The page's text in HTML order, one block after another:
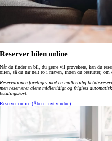
Reserver bilen online
Når du finder en bil, du gerne vil prøvekøre, kan du
bilen, så du har helt ro i maven, inden du beslutter, om
Reservationen foretages mod en midlertidig
men reserveres alene midlertidigt og frigives
betalingskort.
Reserver online (Åben i nyt vindue)